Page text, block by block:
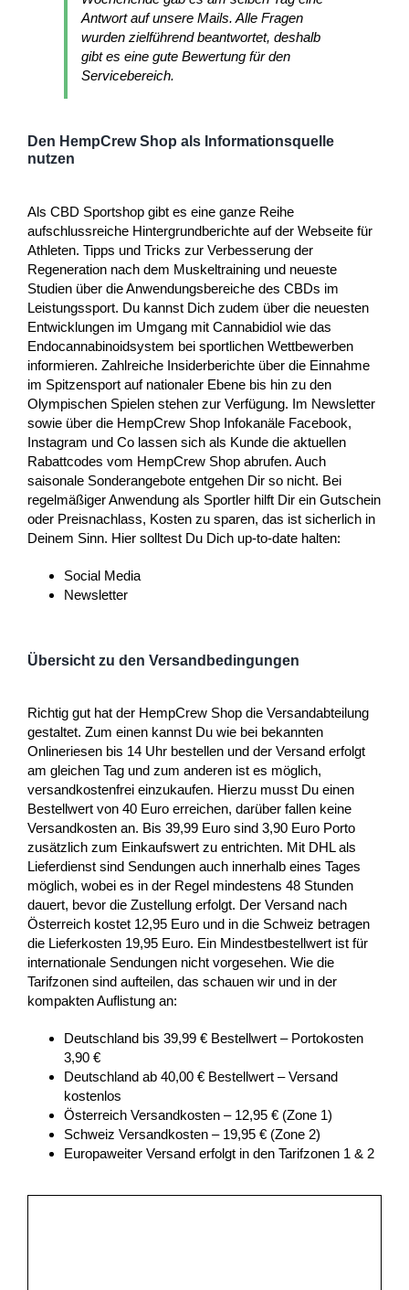
Antwort auf unsere Mails. Alle Fragen
wurden zielführend beantwortet, deshalb
gibt es eine gute Bewertung für den
Servicebereich.
Den HempCrew Shop als Informationsquelle
nutzen
Als CBD Sportshop gibt es eine ganze Reihe
aufschlussreiche Hintergrundberichte auf der Webseite für
Athleten. Tipps und Tricks zur Verbesserung der
Regeneration nach dem Muskeltraining und neueste
Studien über die Anwendungsbereiche des CBDs im
Leistungssport. Du kannst Dich zudem über die neuesten
Entwicklungen im Umgang mit Cannabidiol wie das
Endocannabinoidsystem bei sportlichen Wettbewerben
informieren. Zahlreiche Insiderberichte über die Einnahme
im Spitzensport auf nationaler Ebene bis hin zu den
Olympischen Spielen stehen zur Verfügung. Im Newsletter
sowie über die HempCrew Shop Infokanäle Facebook,
Instagram und Co lassen sich als Kunde die aktuellen
Rabattcodes vom HempCrew Shop abrufen. Auch
saisonale Sonderangebote entgehen Dir so nicht. Bei
regelmäßiger Anwendung als Sportler hilft Dir ein Gutschein
oder Preisnachlass, Kosten zu sparen, das ist sicherlich in
Deinem Sinn. Hier solltest Du Dich up-to-date halten:
Social Media
Newsletter
Übersicht zu den Versandbedingungen
Richtig gut hat der HempCrew Shop die Versandabteilung
gestaltet. Zum einen kannst Du wie bei bekannten
Onlineriesen bis 14 Uhr bestellen und der Versand erfolgt
am gleichen Tag und zum anderen ist es möglich,
versandkostenfrei einzukaufen. Hierzu musst Du einen
Bestellwert von 40 Euro erreichen, darüber fallen keine
Versandkosten an. Bis 39,99 Euro sind 3,90 Euro Porto
zusätzlich zum Einkaufswert zu entrichten. Mit DHL als
Lieferdienst sind Sendungen auch innerhalb eines Tages
möglich, wobei es in der Regel mindestens 48 Stunden
dauert, bevor die Zustellung erfolgt. Der Versand nach
Österreich kostet 12,95 Euro und in die Schweiz betragen
die Lieferkosten 19,95 Euro. Ein Mindestbestellwert ist für
internationale Sendungen nicht vorgesehen. Wie die
Tarifzonen sind aufteilen, das schauen wir und in der
kompakten Auflistung an:
Deutschland bis 39,99 € Bestellwert – Portokosten
3,90 €
Deutschland ab 40,00 € Bestellwert – Versand
kostenlos
Österreich Versandkosten – 12,95 € (Zone 1)
Schweiz Versandkosten – 19,95 € (Zone 2)
Europaweiter Versand erfolgt in den Tarifzonen 1 & 2